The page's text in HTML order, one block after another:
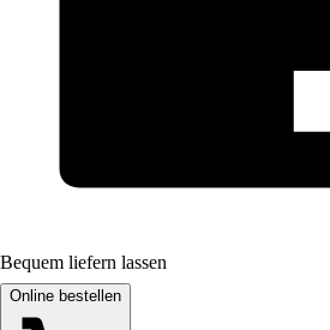
Bequem liefern lassen
Online bestellen